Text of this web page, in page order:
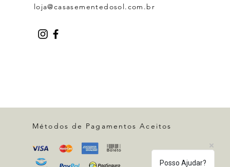
loja@casasementedosol.com.br
Métodos de Pagamentos Aceitos
Posso Ajudar?